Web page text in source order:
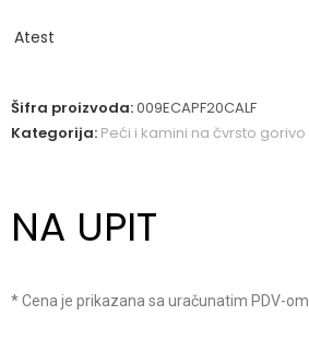
Atest
Šifra proizvoda:009ECAPF20CALF
Kategorija: Peći i kamini na čvrsto gorivo
NA UPIT
* Cena je prikazana sa uračunatim PDV-om